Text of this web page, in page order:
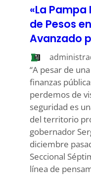
«La Pampa
de Pesos
Avanzado
“A pesar de
finanzas
perdemos de
seguridad es
del territorio
gobernador
diciembre
Seccional
línea de